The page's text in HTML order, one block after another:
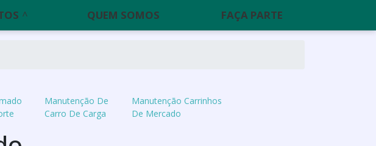
QUEM SOMOS FAÇA PARTE
Manutenção De
Carro De Carga
Manutenção Carrinhos
De Mercado